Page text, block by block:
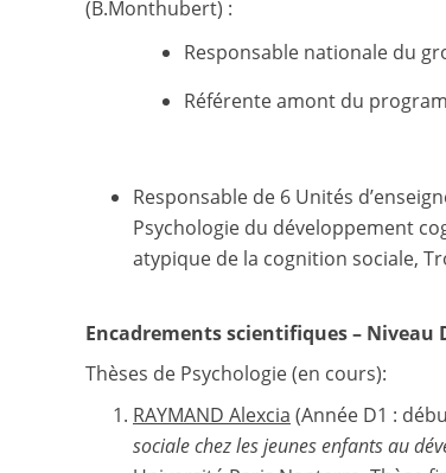
(B.Monthubert) :
Responsable nationale du
Référente amont du
Responsable de 6 Unités
Psychologie du développement
atypique de la cognition sociale,
Encadrements scientifiques – Niveau
Thèses de Psychologie (en cours):
RAYMAND Alexcia (Année D1 :
sociale chez les jeunes enfants au